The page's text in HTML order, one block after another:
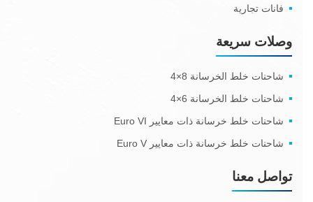
فانات تجارية
وصلات سريعة
شاحنات خلط الخرسانة 8×4
شاحنات خلط الخرسانة 6×4
شاحنات خلط خرسانة ذات معايير Euro VI
شاحنات خلط خرسانة ذات معايير Euro V
تواصل معنا